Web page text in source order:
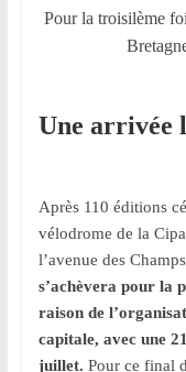
Pour la troisilème
Une arrivée
Après 110 éditions
vélodrome de la
l’avenue des
s’achèvera pour la
raison de
capitale, avec une
juillet. Pour ce final